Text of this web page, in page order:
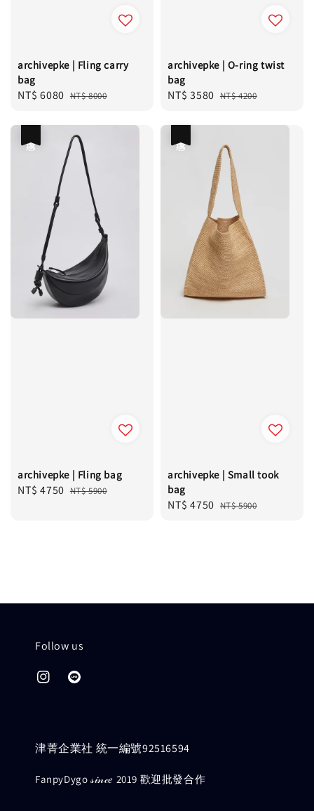
archivepke | Fling carry
bag
Sale
NT$ 6080 Regular
NT$ 8000
archivepke | O-ring twist
bag
Sale
NT$ 3580 Regular
NT$ 4200
archivepke | Fling bag
Sale
NT$ 4750 Regular
NT$ 5900
archivepke | Small took
bag
Sale
NT$ 4750 Regular
NT$ 5900
Follow us
津菁企業社 統一編號92516594
FanpyDygo 𝓈𝒾𝓃𝒸𝑒 2019 歡迎批發合作